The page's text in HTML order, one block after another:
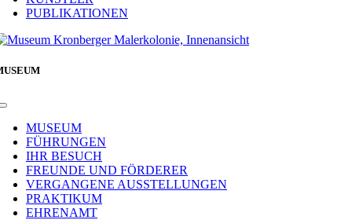
PUBLIKATIONEN
Toggle
NavigationMUSEUM
FÜHRUNGEN
IHR BESUCH
FREUNDE UND FÖRDERER
VERGANGENE AUSSTELLUNGEN
PRAKTIKUM
EHRENAMT